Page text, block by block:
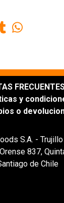
y
o
S.A. -
837,
de Chile